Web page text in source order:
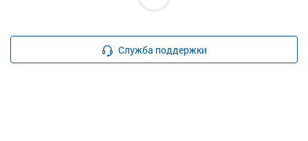
Служба поддержки